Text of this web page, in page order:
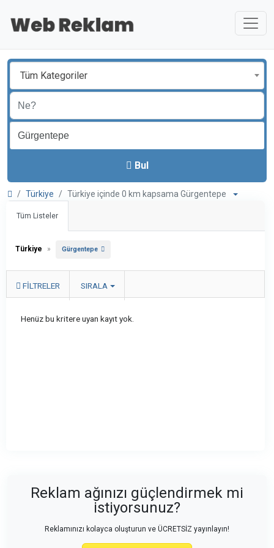
Tüm Kategoriler
Bul
Türkiye Türkiye içinde 0 km kapsama Gürgentepe
Tüm Listeler
Türkiye » Gürgentepe
FILTRELER SIRALA
Henüz bu kritere uyan kayıt yok.
Reklam ağınızı güçlendirmek mi
istiyorsunuz?
Reklamınızı kolayca oluşturun ve ÜCRETSİZ yayınlayın!